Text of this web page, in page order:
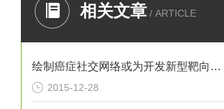
相关文章 / ARTICLE
绘制癌症社交网络或为开发新型靶向疗法提供思路
2015-12-28